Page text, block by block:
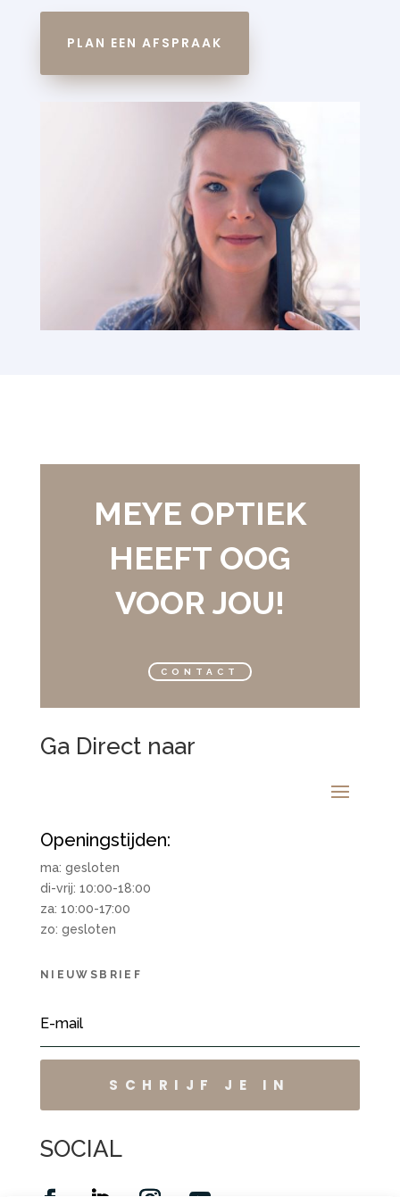
PLAN EEN AFSPRAAK
MEYE OPTIEK
HEEFT OOG
VOOR JOU!
CONTACT
Ga Direct naar
Openingstijden:
ma: gesloten
di-vrij: 10:00-18:00
za: 10:00-17:00
zo: gesloten
NIEUWSBRIEF
SCHRIJF JE IN
SOCIAL